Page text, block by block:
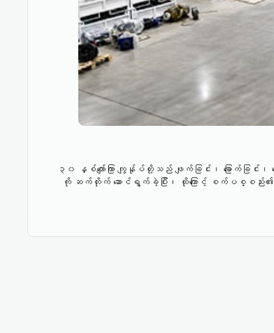
၃၀ နှစ်ကျော်ကြာ ကျွန်ုပ်တို့သည် ဖျက်ခြင်း၊ ခြောက်ခ
ကို ဆက်တိုက် ဆောင်ရွက်ခဲ့ပြီး၊ ထိုကြောင့် စက်ပစ္စည်